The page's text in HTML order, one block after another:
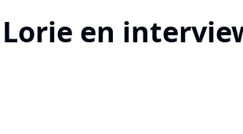
Lorie en